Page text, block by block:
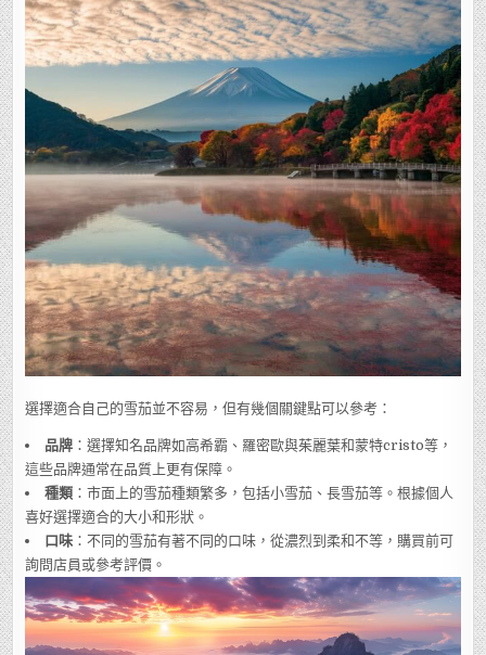
選擇適合自己的雪茄並不容易，但有幾個關鍵點可以參考：
品牌 ：選擇知名品牌如高希霸、羅密歐與茱麗葉和蒙特cristo等，
這些品牌通常在品質上更有保障。
種類 ：市面上的雪茄種類繁多，包括小雪茄、長雪茄等。根據個人
喜好選擇適合的大小和形狀。
口味 ：不同的雪茄有著不同的口味，從濃烈到柔和不等，購買前可
詢問店員或參考評價。